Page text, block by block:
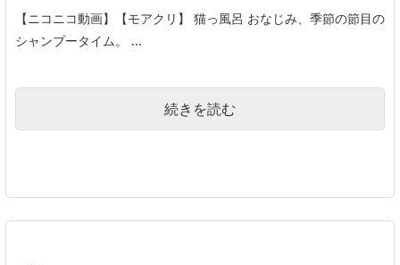
【ニコニコ動画】【モアクリ】 猫っ風呂 おなじみ、季節の節目の
シャンプータイム。 ...
続きを読む